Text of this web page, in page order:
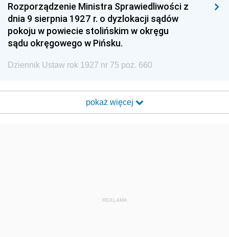
Rozporządzenie Ministra Sprawiedliwości z
dnia 9 sierpnia 1927 r. o dyzlokacji sądów
pokoju w powiecie stolińskim w okręgu
sądu okręgowego w Pińsku.
Dziennik Ustaw rok 1927 nr 75 poz. 660
pokaż więcej
REKLAMA